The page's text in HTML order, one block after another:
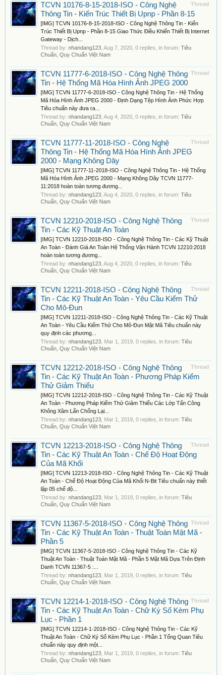
Thread
TCVN 10176-8-15-2018-ISO - Công Nghệ
Thông Tin - Kiến Trúc Thiết Bị Upnp - Phần 8-15
[IMG] TCVN 10176-8-15-2018-ISO - Công Nghệ Thông Tin - Kiến
Trúc Thiết Bị Upnp - Phần 8-15 Giao Thức Điều Khiển Thiết Bị Internet
Gateway - Dịch...
Thread by: nhandang123 Aug 7, 2020 , 0 replies, in forum: Tiêu
Chuẩn, Quy Chuẩn Việt Nam
Thread
TCVN 11777-6-2018-ISO - Công Nghệ Thông
Tin - Hệ Thống Mã Hóa Hình Ảnh JPEG 2000
[IMG] TCVN 11777-6-2018-ISO - Công Nghệ Thông Tin - Hệ Thống
Mã Hóa Hình Ảnh JPEG 2000 - Định Dạng Tệp Hình Ảnh Phức Hợp
Tiêu chuẩn này đưa ra...
Thread by: nhandang123 Aug 4, 2020 , 0 replies, in forum: Tiêu
Chuẩn, Quy Chuẩn Việt Nam
Thread
TCVN 11777-11-2018-ISO - Công Nghệ
Thông Tin - Hệ Thống Mã Hóa Hình Ảnh JPEG
2000 - Mạng Không Dây
[IMG] TCVN 11777-11-2018-ISO - Công Nghệ Thông Tin - Hệ Thống
Mã Hóa Hình Ảnh JPEG 2000 - Mạng Không Dây TCVN 11777-
11:2018 hoàn toàn tương đương...
Thread by: nhandang123 Aug 4, 2020 , 0 replies, in forum: Tiêu
Chuẩn, Quy Chuẩn Việt Nam
Thread
TCVN 12210-2018-ISO - Công Nghệ Thông
Tin - Các Kỹ Thuật An Toàn
[IMG] TCVN 12210-2018-ISO - Công Nghệ Thông Tin - Các Kỹ Thuật
An Toàn - Đánh Giá An Toàn Hệ Thống Vận Hành TCVN 12210:2018
hoàn toàn tương đương...
Thread by: nhandang123 Aug 4, 2020 , 0 replies, in forum: Tiêu
Chuẩn, Quy Chuẩn Việt Nam
Thread
TCVN 12211-2018-ISO - Công Nghệ Thông
Tin - Các Kỹ Thuật An Toàn - Yêu Cầu Kiểm Thử
Cho Mô-Đun
[IMG] TCVN 12211-2018-ISO - Công Nghệ Thông Tin - Các Kỹ Thuật
An Toàn - Yêu Cầu Kiểm Thử Cho Mô-Đun Mật Mã Tiêu chuẩn này
quy định các phương...
Thread by: nhandang123 Mar 1, 2019 , 0 replies, in forum: Tiêu
Chuẩn, Quy Chuẩn Việt Nam
Thread
TCVN 12212-2018-ISO - Công Nghệ Thông
Tin - Các Kỹ Thuật An Toàn - Phương Pháp Kiểm
Thử Giảm Thiểu
[IMG] TCVN 12212-2018-ISO - Công Nghệ Thông Tin - Các Kỹ Thuật
An Toàn - Phương Pháp Kiểm Thử Giảm Thiểu Các Lớp Tấn Công
Không Xâm Lấn Chống Lại...
Thread by: nhandang123 Mar 1, 2019 , 0 replies, in forum: Tiêu
Chuẩn, Quy Chuẩn Việt Nam
Thread
TCVN 12213-2018-ISO - Công Nghệ Thông
Tin - Các Kỹ Thuật An Toàn - Chế Độ Hoạt Động
Của Mã Khối
[IMG] TCVN 12213-2018-ISO - Công Nghệ Thông Tin - Các Kỹ Thuật
An Toàn - Chế Độ Hoạt Động Của Mã Khối N-Bit Tiêu chuẩn này thiết
lập 05 chế độ...
Thread by: nhandang123 Mar 1, 2019 , 0 replies, in forum: Tiêu
Chuẩn, Quy Chuẩn Việt Nam
Thread
TCVN 11367-5-2018-ISO - Công Nghệ Thông
Tin - Các Kỹ Thuật An Toàn - Thuật Toán Mật Mã -
Phần 5
[IMG] TCVN 11367-5-2018-ISO - Công Nghệ Thông Tin - Các Kỹ
Thuật An Toàn - Thuật Toán Mật Mã - Phần 5 Mật Mã Dựa Trên Định
Danh TCVN 11367-5 :...
Thread by: nhandang123 Mar 1, 2019 , 0 replies, in forum: Tiêu
Chuẩn, Quy Chuẩn Việt Nam
Thread
TCVN 12214-1-2018-ISO - Công Nghệ Thông
Tin - Các Kỹ Thuật An Toàn - Chữ Ký Số Kèm Phụ
Lục - Phần 1
[IMG] TCVN 12214-1-2018-ISO - Công Nghệ Thông Tin - Các Kỹ
Thuật An Toàn - Chữ Ký Số Kèm Phụ Lục - Phần 1 Tổng Quan Tiêu
chuẩn này quy định một...
Thread by: nhandang123 Mar 1, 2019 , 0 replies, in forum: Tiêu
Chuẩn, Quy Chuẩn Việt Nam